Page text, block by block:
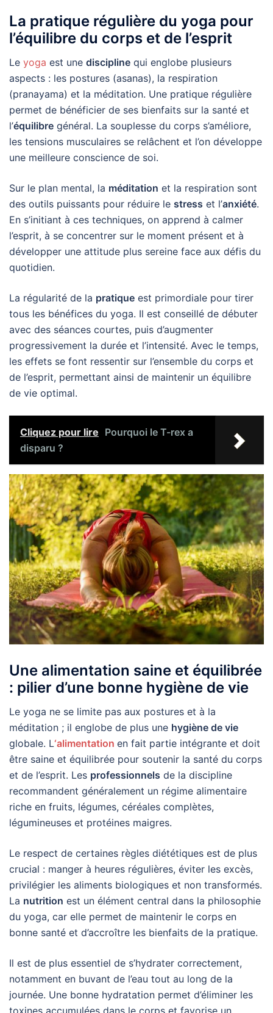
La pratique régulière du yoga pour
l’équilibre du corps et de l’esprit
Le yoga est une discipline qui englobe plusieurs
aspects : les postures (asanas), la respiration
(pranayama) et la méditation. Une pratique régulière
permet de bénéficier de ses bienfaits sur la santé et
l’équilibre général. La souplesse du corps s’améliore,
les tensions musculaires se relâchent et l’on développe
une meilleure conscience de soi.
Sur le plan mental, la méditation et la respiration sont
des outils puissants pour réduire le stress et l’anxiété.
En s’initiant à ces techniques, on apprend à calmer
l’esprit, à se concentrer sur le moment présent et à
développer une attitude plus sereine face aux défis du
quotidien.
La régularité de la pratique est primordiale pour tirer
tous les bénéfices du yoga. Il est conseillé de débuter
avec des séances courtes, puis d’augmenter
progressivement la durée et l’intensité. Avec le temps,
les effets se font ressentir sur l’ensemble du corps et
de l’esprit, permettant ainsi de maintenir un équilibre
de vie optimal.
Cliquez pour lire Pourquoi le T-rex a
disparu ?
Une alimentation saine et équilibrée
: pilier d’une bonne hygiène de vie
Le yoga ne se limite pas aux postures et à la
méditation ; il englobe de plus une hygiène de vie
globale. L‘alimentation en fait partie intégrante et doit
être saine et équilibrée pour soutenir la santé du corps
et de l’esprit. Les professionnels de la discipline
recommandent généralement un régime alimentaire
riche en fruits, légumes, céréales complètes,
légumineuses et protéines maigres.
Le respect de certaines règles diététiques est de plus
crucial : manger à heures régulières, éviter les excès,
privilégier les aliments biologiques et non transformés.
La nutrition est un élément central dans la philosophie
du yoga, car elle permet de maintenir le corps en
bonne santé et d’accroître les bienfaits de la pratique.
Il est de plus essentiel de s’hydrater correctement,
notamment en buvant de l’eau tout au long de la
journée. Une bonne hydratation permet d’éliminer les
toxines accumulées dans le corps et favorise un